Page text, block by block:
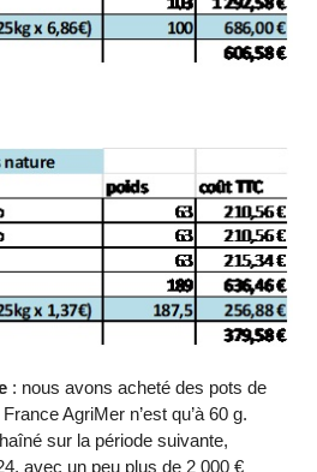
: nous avons acheté des pots de
AgriMer n’est qu’à 60 g.
sur la période suivante,
avec un peu plus de 2 000 €